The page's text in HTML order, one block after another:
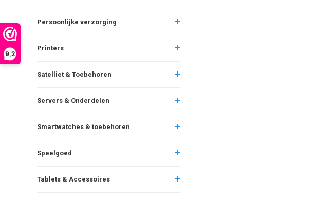
9,2
Persoonlijke verzorging
Printers
Satelliet & Toebehoren
Servers & Onderdelen
Smartwatches & toebehoren
Speelgoed
Tablets & Accessoires